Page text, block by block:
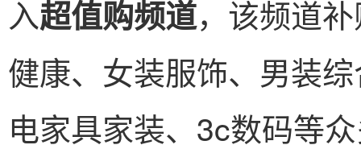
入超值购频道，该频道
健康、女装服饰、男装
电家具家装、3c数码等